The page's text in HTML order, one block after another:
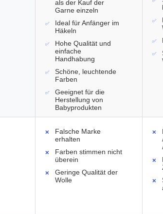
als der Kauf der
Garne einzeln
Ideal für Anfänger im
Häkeln
Hohe Qualität und
einfache
Handhabung
Schöne, leuchtende
Farben
Geeignet für die
Herstellung von
Babyprodukten
Falsche Marke
erhalten
Farben stimmen nicht
überein
Geringe Qualität der
Wolle